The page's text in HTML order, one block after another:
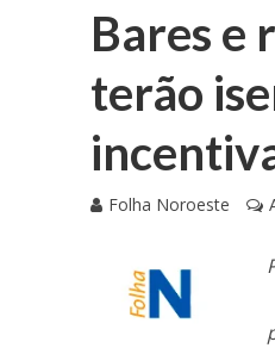
Bares e
terão
Folha Noroeste